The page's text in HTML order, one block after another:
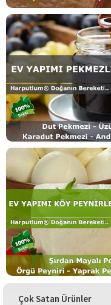
Çok Satan Ürünler